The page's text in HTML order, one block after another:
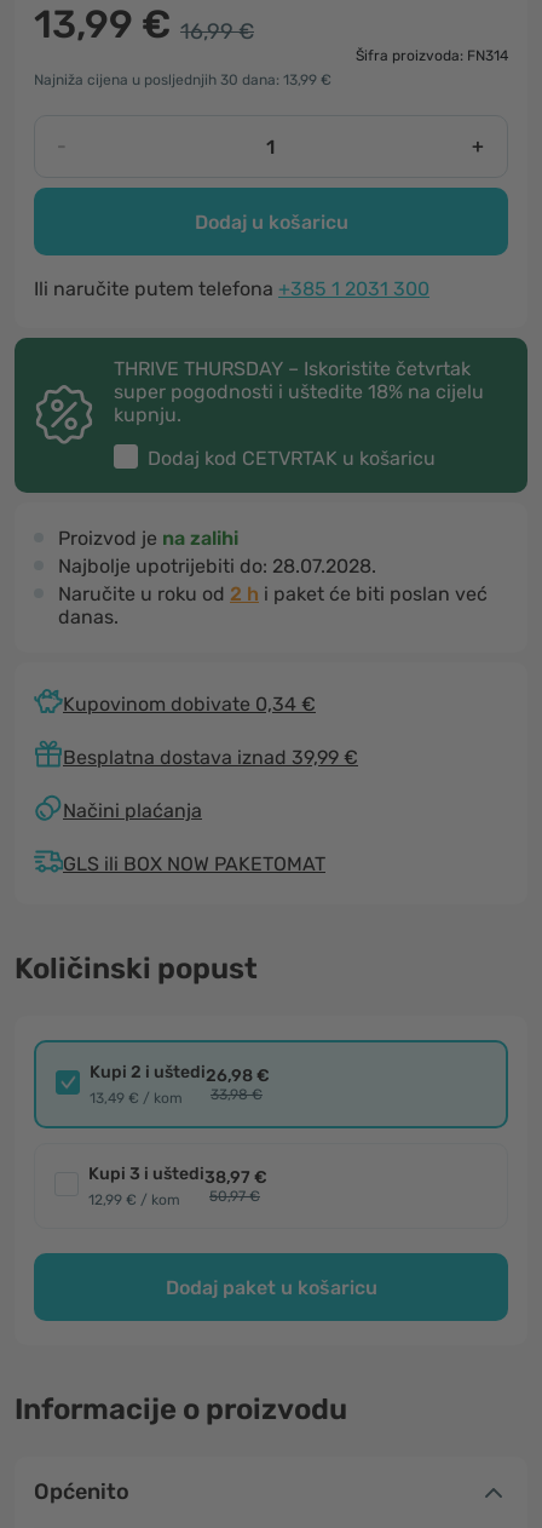
13,99 € 16,99 €
Šifra proizvoda: FN314
Najniža cijena u posljednjih 30 dana: 13,99 €
- +
Dodaj u košaricu
Ili naručite putem telefona +385 1 2031 300
THRIVE THURSDAY – Iskoristite četvrtak
super pogodnosti i uštedite 18% na cijelu
kupnju.
Dodaj kod CETVRTAK u košaricu
Proizvod je na zalihi
Najbolje upotrijebiti do: 28.07.2028.
Naručite u roku od 2 h i paket će biti poslan već
danas.
Kupovinom dobivate 0,34 €
Besplatna dostava iznad 39,99 €
Načini plaćanja
GLS ili BOX NOW PAKETOMAT
Količinski popust
Kupi 2 i uštedi
13,49 € / kom
26,98 €
33,98 €
Kupi 3 i uštedi
12,99 € / kom
38,97 €
50,97 €
Dodaj paket u košaricu
Informacije o proizvodu
Općenito